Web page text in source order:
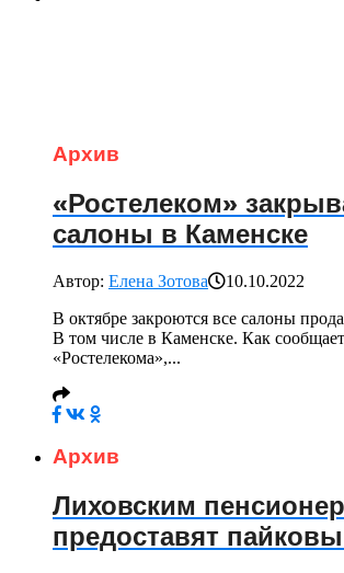
Архив
«Ростелеком»
салоны в Каменске
Автор: Елена Зотова
10.10.2022
В октябре закроются все салоны
В том числе в Каменске. Как
«Ростелекома»,...
Архив
Лиховским
предоставят